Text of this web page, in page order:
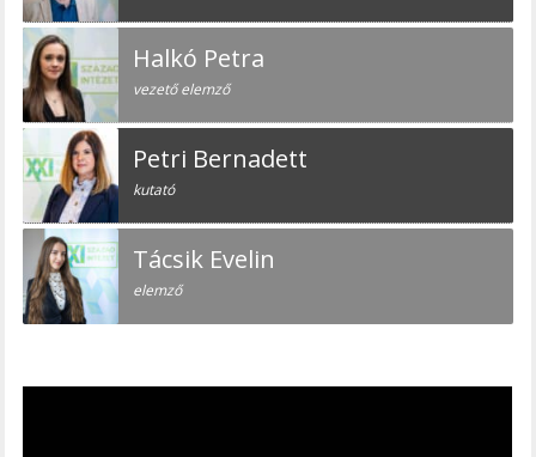
Halkó Petra
vezető elemző
Petri Bernadett
kutató
Tácsik Evelin
elemző